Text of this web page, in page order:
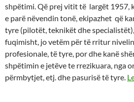
shpëtimi. Që prej vitit të largët 1957,
e parë nëvendin tonë, ekipazhet që
tyre (pilotët, teknikët dhe
fuqimisht, jo vetëm për të rritur
profesionale, të tyre, por dhe kanë
shpëtimin e jetëve te rrezikuara, nga
përmbytjet, etj. dhe pasurisë të tyre.